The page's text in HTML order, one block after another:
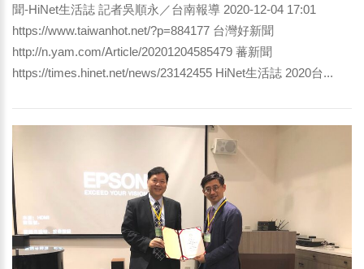
聞-HiNet生活誌 記者吳順永／台南報導 2020-12-04 17:01
https://www.taiwanhot.net/?p=884177 台灣好新聞
http://n.yam.com/Article/20201204585479 蕃新聞
https://times.hinet.net/news/23142455 HiNet生活誌 2020台...